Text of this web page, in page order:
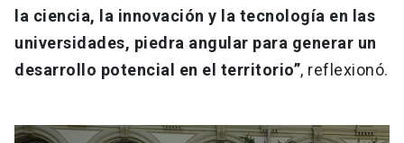
la ciencia, la innovación y la tecnología en las
universidades, piedra angular para generar un
desarrollo potencial en el territorio”, reflexionó.